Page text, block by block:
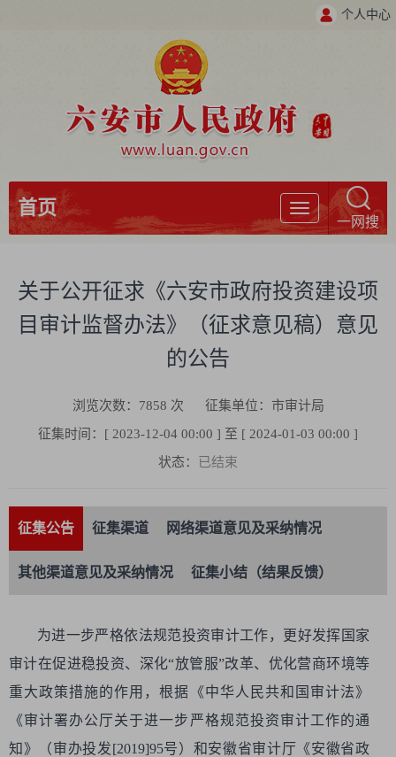
个人中心
导
航
首页
一网搜
关于公开征求《六安市政府投资建设项
目审计监督办法》（征求意见稿）意见
的公告
浏览次数： 7858 次
征集单位：市审计局
征集时间：[ 2023-12-04 00:00 ] 至 [ 2024-01-03 00:00 ]
状态：
已结束
征集公告 征集渠道 网络渠道意见及采纳情况
其他渠道意见及采纳情况 征集小结（结果反馈）
为进一步严格依法规范投资审计工作，更好发挥国家
审计在促进稳投资、深化“放管服”改革、优化营商环境等
重大政策措施的作用，根据《中华人民共和国审计法》
《审计署办公厅关于进一步严格规范投资审计工作的通
知》（审办投发[2019]95号）和安徽省审计厅《安徽省政